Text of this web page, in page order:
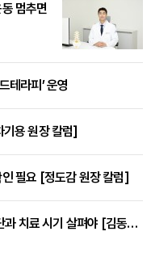
멈추면
테라피’ 운영
용 원장 칼럼]
인 필요 [정도감 원장 칼럼]
손 저림 반복된다면 손목터널증후군 진단과 치료 시기 살펴야 [김동현 원장 칼럼]